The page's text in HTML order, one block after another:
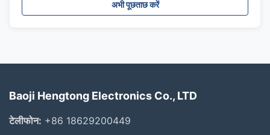
अभी पूछताछ करें
Baoji Hengtong Electronics Co., LTD
टेलीफोन: +86 18629200449